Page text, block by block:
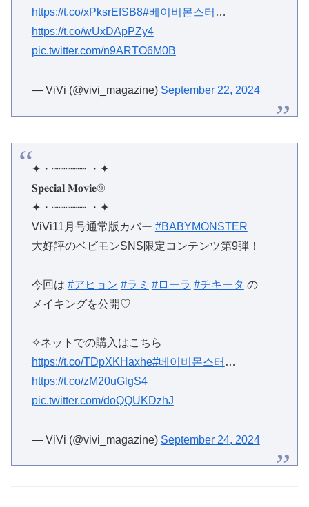
https://t.co/xPksrEfSB8#베이비몬스터 …
https://t.co/wUxDApPZy4
pic.twitter.com/n9ARTO6M0B
— ViVi (@vivi_magazine) September 22, 2024
✦・┈┈┈┈┈ ・✦
𝐒𝐩𝐞𝐜𝐢𝐚𝐥 𝐌𝐨𝐯𝐢𝐞⑨
✦・┈┈┈┈┈ ・✦
ViVi11月号通常版カバー #BABYMONSTER
大好評のベビモンSNS限定コンテンツ第9弾！
今回は #アヒョン #ラミ #ローラ #チキータ の
メイキングを公開♡
✧ネットでの購入はこちら
https://t.co/TDpXKHaxhe#베이비몬스터 …
https://t.co/zM20uGlgS4
pic.twitter.com/doQQUKDzhJ
— ViVi (@vivi_magazine) September 24, 2024